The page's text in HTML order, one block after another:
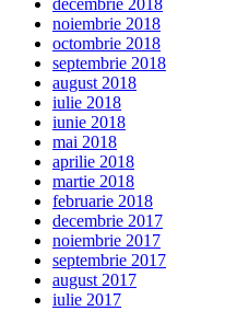
decembrie 2018
noiembrie 2018
octombrie 2018
septembrie 2018
august 2018
iulie 2018
iunie 2018
mai 2018
aprilie 2018
martie 2018
februarie 2018
decembrie 2017
noiembrie 2017
septembrie 2017
august 2017
iulie 2017